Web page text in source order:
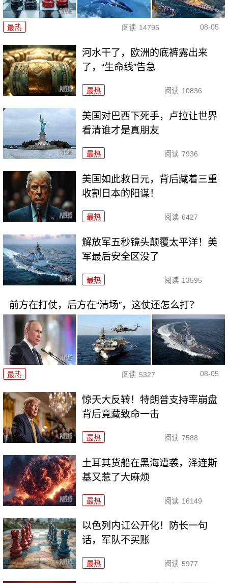
最热 阅读 14796 08-05
河水干了，欧洲的底裤露出来
了，“生命线”告急
最热 阅读 10836
美国对巴西下死手，卢拉让世界
看清谁才是真朋友
最热 阅读 7936
美国如此救日元，背后藏着三重
收割日本的阳谋！
最热 阅读 6427
解放军五秒镜头颠覆太平洋！美
军最后安全区没了
最热 阅读 13595
前方在打仗，后方在“清场”，这仗还怎么打？
最热 阅读 5327 08-05
惊天大反转！特朗普支持率崩盘
背后竟藏致命一击
最热 阅读 7588
土耳其货船在黑海遭袭，泽连斯
基又惹了大麻烦
最热 阅读 16149
以色列内讧公开化！防长一句
话，军队不买账
最热 阅读 5977